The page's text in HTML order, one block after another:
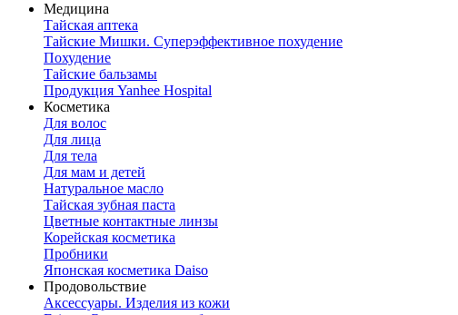
Медицина
Тайская аптека
Тайские Мишки. Суперэффективное похудение
Похудение
Тайские бальзамы
Продукция Yanhee Hospital
Косметика
Для волос
Для лица
Для тела
Для мам и детей
Натуральное масло
Тайская зубная паста
Цветные контактные линзы
Корейская косметика
Пробники
Японская косметика Daiso
Продовольствие
Аксессуары. Изделия из кожи